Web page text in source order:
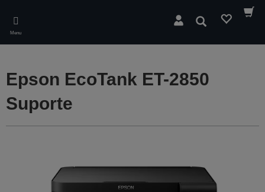
main
content
Menu
Pesquisar
Epson EcoTank ET-2850
Suporte